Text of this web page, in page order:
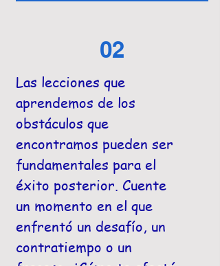
02
Las lecciones que
aprendemos de los
obstáculos que
encontramos pueden ser
fundamentales para el
éxito posterior. Cuente
un momento en el que
enfrentó un desafío, un
contratiempo o un